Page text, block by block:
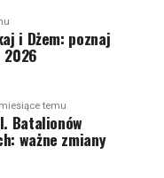
i Dżem: poznaj
2026
temu
Batalionów
ważne zmiany